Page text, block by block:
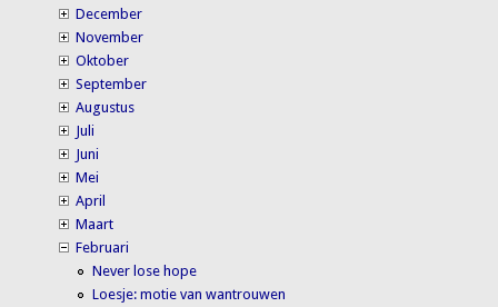
December
November
Oktober
September
Augustus
Juli
Juni
Mei
April
Maart
Februari
Never lose hope
Loesje: motie van wantrouwen